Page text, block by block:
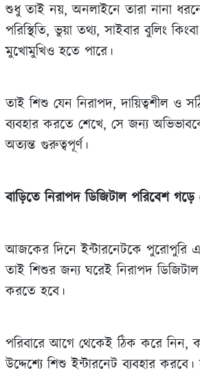
শুধু তাই নয়, অনলাইনে তারা নানা
পরিস্থিতি, ভুয়া তথ্য, সাইবার বুলিং
মুখোমুখিও হতে পারে।
তাই শিশু যেন নিরাপদ, দায়িত্বশীল ও
ব্যবহার করতে শেখে, সে জন্য
অত্যন্ত গুরুত্বপূর্ণ।
বাড়িতে নিরাপদ ডিজিটাল পরিবেশ
আজকের দিনে ইন্টারনেটকে পুরোপুরি
তাই শিশুর জন্য ঘরেই নিরাপদ
করতে হবে।
পরিবারে আগে থেকেই ঠিক করে নিন,
উদ্দেশ্যে শিশু ইন্টারনেট ব্যবহার